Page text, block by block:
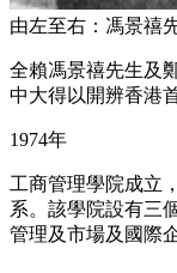
由左至右：馮景禧
全賴馮景禧先生及
中大得以開辨香港
1974年
工商管理學院成立
系。該學院設有三
管理及市場及國際